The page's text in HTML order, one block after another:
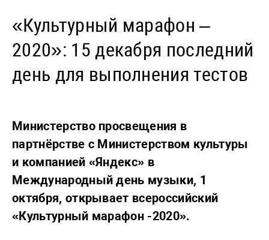
«Культурный марафон –
2020»: 15 декабря последний
день для выполнения тестов
Министерство просвещения в
партнёрстве с Министерством культуры
и компанией «Яндекс» в
Международный день музыки, 1
октября, открывает всероссийский
«Культурный марафон -2020».